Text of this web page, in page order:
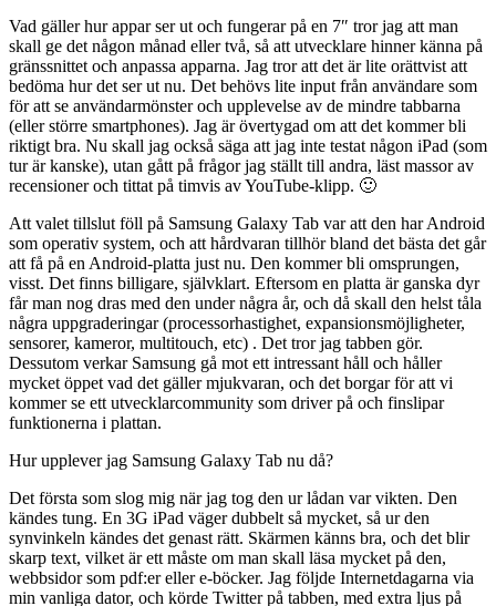
Vad gäller hur appar ser ut och fungerar på en 7″ tror jag att man
skall ge det någon månad eller två, så att utvecklare hinner känna på
gränssnittet och anpassa apparna. Jag tror att det är lite orättvist att
bedöma hur det ser ut nu. Det behövs lite input från användare som
för att se användarmönster och upplevelse av de mindre tabbarna
(eller större smartphones). Jag är övertygad om att det kommer bli
riktigt bra. Nu skall jag också säga att jag inte testat någon iPad (som
tur är kanske), utan gått på frågor jag ställt till andra, läst massor av
recensioner och tittat på timvis av YouTube-klipp. 🙂
Att valet tillslut föll på Samsung Galaxy Tab var att den har Android
som operativ system, och att hårdvaran tillhör bland det bästa det går
att få på en Android-platta just nu. Den kommer bli omsprungen,
visst. Det finns billigare, självklart. Eftersom en platta är ganska dyr
får man nog dras med den under några år, och då skall den helst tåla
några uppgraderingar (processorhastighet, expansionsmöjligheter,
sensorer, kameror, multitouch, etc) . Det tror jag tabben gör.
Dessutom verkar Samsung gå mot ett intressant håll och håller
mycket öppet vad det gäller mjukvaran, och det borgar för att vi
kommer se ett utvecklarcommunity som driver på och finslipar
funktionerna i plattan.
Hur upplever jag Samsung Galaxy Tab nu då?
Det första som slog mig när jag tog den ur lådan var vikten. Den
kändes tung. En 3G iPad väger dubbelt så mycket, så ur den
synvinkeln kändes det genast rätt. Skärmen känns bra, och det blir
skarp text, vilket är ett måste om man skall läsa mycket på den,
webbsidor som pdf:er eller e-böcker. Jag följde Internetdagarna via
min vanliga dator, och körde Twitter på tabben, med extra ljus på